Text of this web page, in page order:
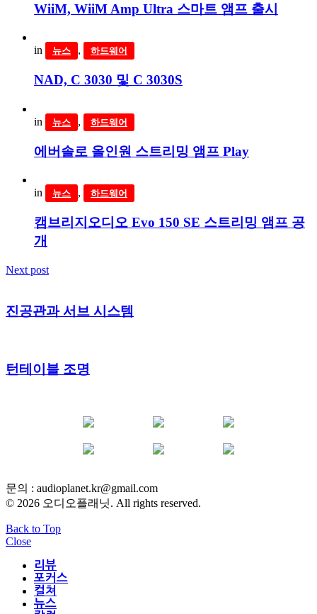
WiiM, WiiM Amp Ultra 스마트 앰프 출시
in 뉴스 , 하드웨어
NAD, C 3030 및 C 3030S
in 뉴스 , 하드웨어
에버솔로 올인원 스트리밍 앰프 Play
in 뉴스 , 하드웨어
캠브리지오디오 Evo 150 SE 스트리밍 앰프 공
개
Next post
진공관과 서브 시스템
턴테이블 조명
문의 : audioplanet.kr@gmail.com
© 2026 오디오플래닛. All rights reserved.
Back to Top
Close
리뷰
포커스
컬쳐
뉴스